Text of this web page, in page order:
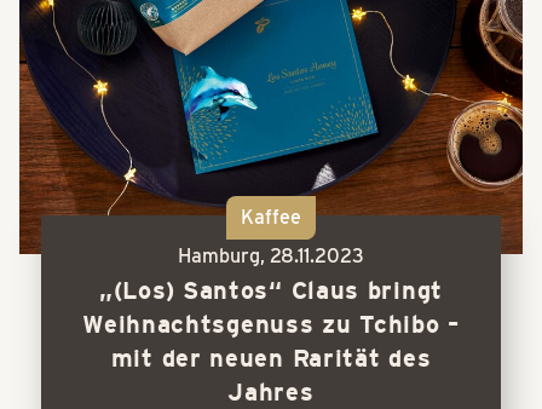
Kaffee
Hamburg, 28.11.2023
„(Los) Santos“ Claus bringt
Weihnachtsgenuss zu Tchibo –
mit der neuen Rarität des
Jahres